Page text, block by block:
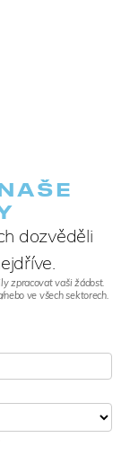
dozvěděli
zpracovat vaši žádost.
ve všech sektorech.